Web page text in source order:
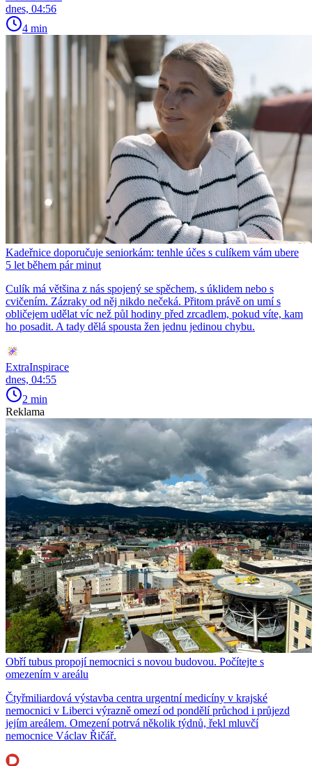
dnes, 04:56
4 min
Kadeřnice doporučuje seniorkám: tenhle účes s culíkem vám ubere
5 let během pár minut
Culík má většina z nás spojený se spěchem, s úklidem nebo s
cvičením. Zázraky od něj nikdo nečeká. Přitom právě on umí s
obličejem udělat víc než půl hodiny před zrcadlem, pokud víte, kam
ho posadit. A tady dělá spousta žen jednu jedinou chybu.
ExtraInspirace
dnes, 04:55
2 min
Reklama
Obří tubus propojí nemocnici s novou budovou. Počítejte s
omezením v areálu
Čtyřmiliardová výstavba centra urgentní medicíny v krajské
nemocnici v Liberci výrazně omezí od pondělí průchod i průjezd
jejím areálem. Omezení potrvá několik týdnů, řekl mluvčí
nemocnice Václav Řičář.